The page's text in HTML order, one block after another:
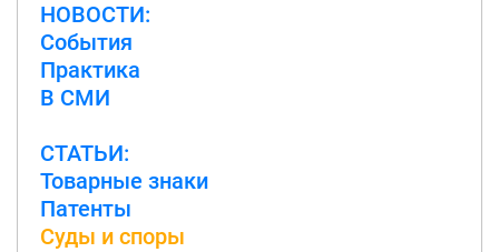
НОВОСТИ
События
Практика
В СМИ
СТАТЬИ
Товарные знаки
Патенты
Суды и споры